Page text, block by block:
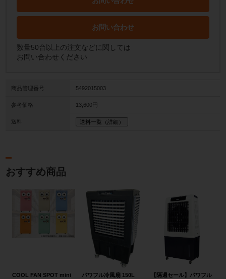
お問い合わせ
数量50台以上の注文などに関しては
お問い合わせください
商品管理番号 5492015003
参考価格 13,600円
送料 送料一覧（詳細）
おすすめ商品
COOL FAN SPOT mini
パワフル冷風扇 150L
【隔週セール】パワフル